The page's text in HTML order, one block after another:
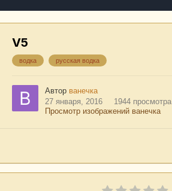
V5
водка русская водка
Автор ванечка
27 января, 2016
1944 просмотра
Просмотр изображений ванечка